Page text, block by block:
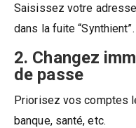
Saisissez votre
dans la fuite “Synthient”.
2. Changez
de passe
Priorisez vos comptes
banque, santé, etc.